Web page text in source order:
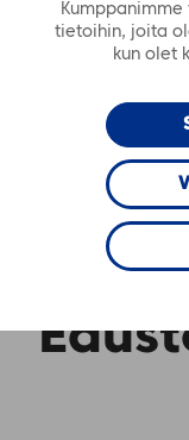
tietoihin, joita
kun olet
klo